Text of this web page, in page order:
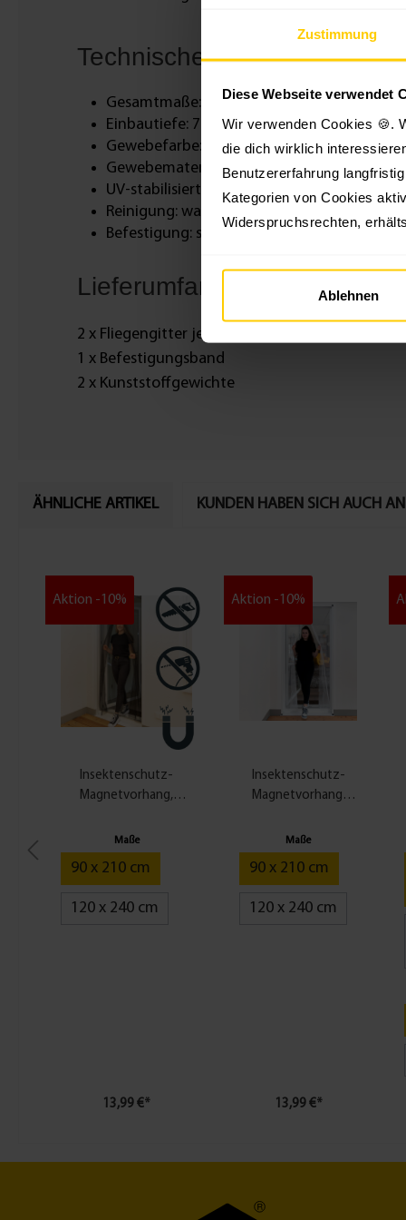
Zustimmung
Diese Webseite verwendet
Wir verwenden Cookies 🍪.
die dich wirklich
Benutzererfahrung
Kategorien von Cookies
Widerspruchsrechten,
Ablehnen
Technische Daten
Gesamtmaße: 140 x 240 cm
Einbautiefe: 7 mm
Gewebefarbe: Weiß oder Anthrazit
Gewebematerial: Polyester
UV-stabilisiert: ja
Reinigung: waschbar bis 30 °C
Befestigung: selbstklebendes
Lieferumfang
2 x Fliegengitter je 75 x 240 cm
1 x Befestigungsband
2 x Kunststoffgewichte
ÄHNLICHE ARTIKEL KUNDEN HABEN SICH AUCH
Aktion -10%
Insektenschutz-
Magnetvorhang,
Maße
Maße
90 x 210 cm
120 x 240 cm
13,99 €*
Aktion -10%
Insektenschutz-
Magnetvorhang,
Maße
90 x 210 cm
120 x 240 cm
13,99 €*